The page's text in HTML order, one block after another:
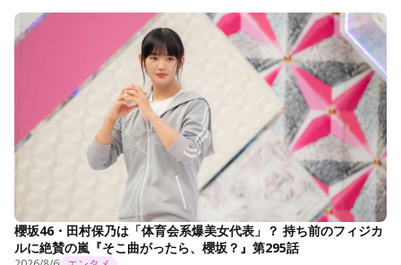
櫻坂46・田村保乃は「体育会系爆美女代表」？ 持ち前のフィジカ
ルに絶賛の嵐『そこ曲がったら、櫻坂？』第295話